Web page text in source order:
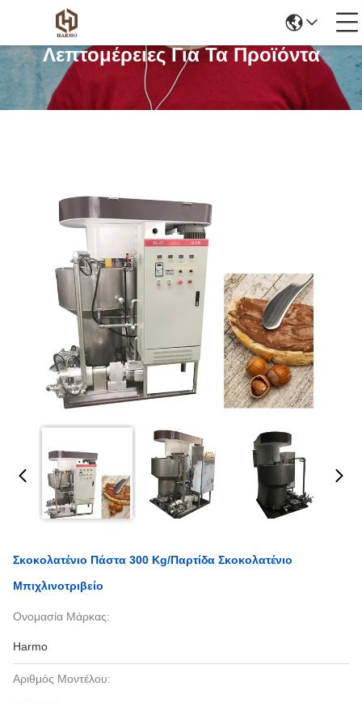
Λεπτομέρειες Για Τα Προϊόντα
Σκοκολατένιο Πάστα 300 Kg/παρτίδα Σκοκολατένιο
Μπιχλινοτριβείο
Ονομασία Μάρκας:
Harmo
Αριθμός Μοντέλου: